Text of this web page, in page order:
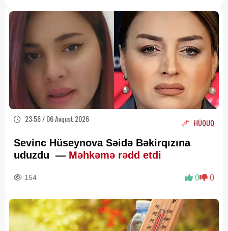
23:56 / 06 Avqust 2026 HÜQUQ
Sevinc Hüseynova Səidə Bəkirqızına
uduzdu — Məhkəmə rədd etdi
154 0 0